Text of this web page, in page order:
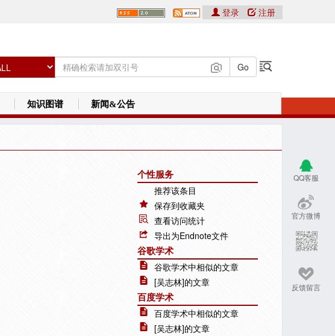
登录 注册
知识图谱 新闻&公告
QQ客服
官方微博
反馈留言
个性服务
推荐该条目
保存到收藏夹
查看访问统计
导出为Endnote文件
谷歌学术
谷歌学术中相似的文章
[吴志林]的文章
百度学术
百度学术中相似的文章
[吴志林]的文章